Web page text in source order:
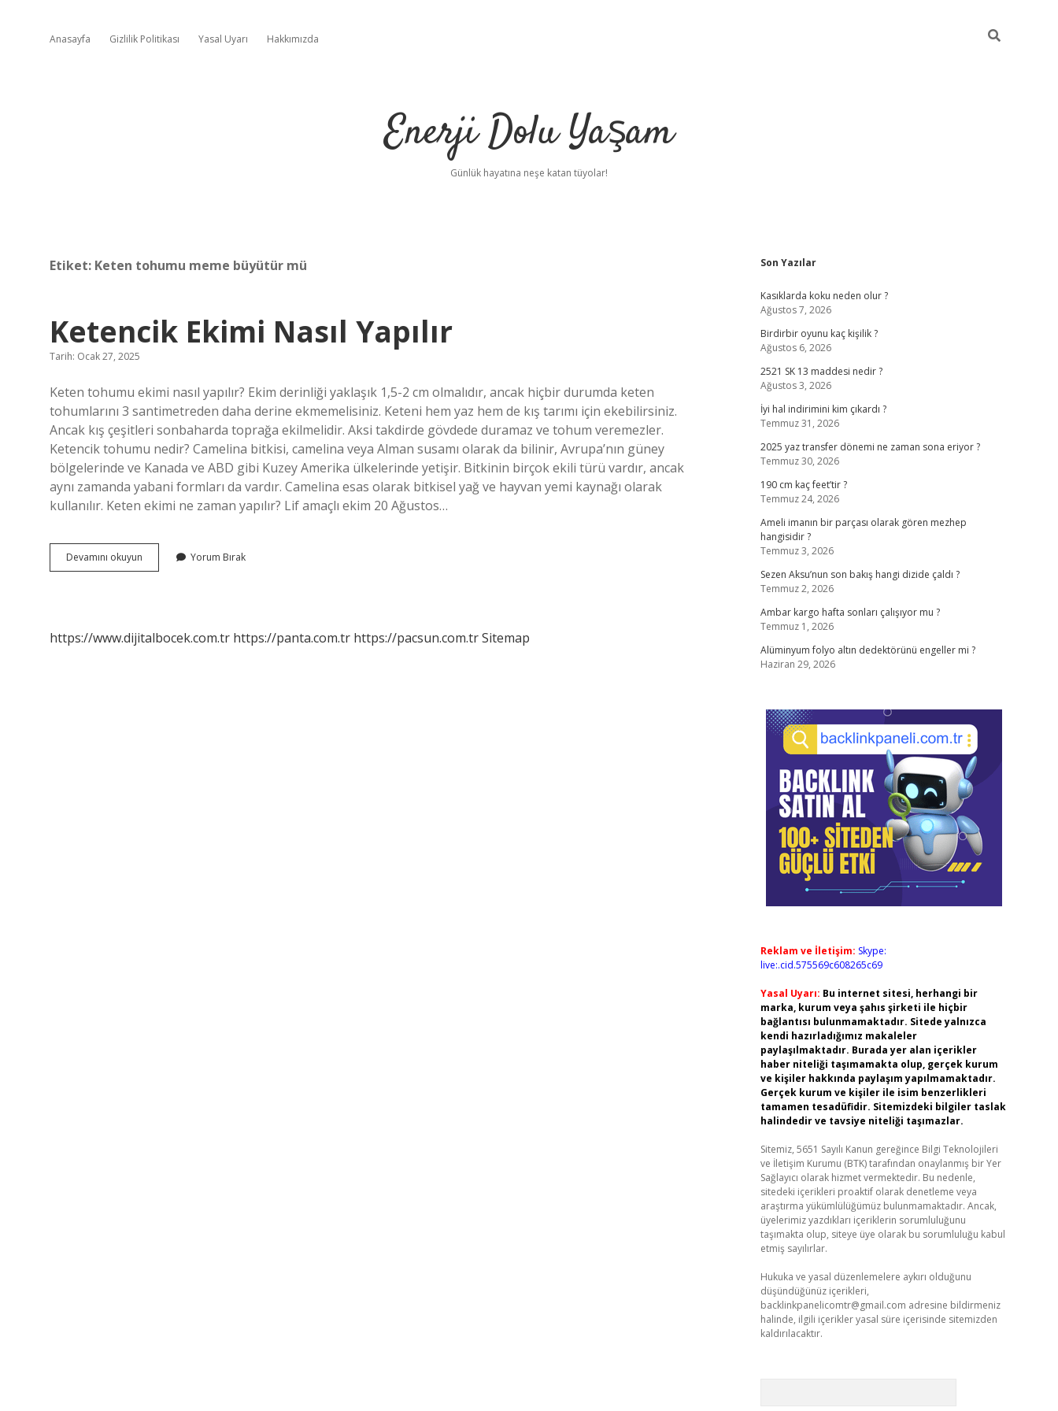
Anasayfa Gizlilik Politikası Yasal Uyarı Hakkımızda
Enerji Dolu Yaşam
Günlük hayatına neşe katan tüyolar!
Etiket: Keten tohumu meme büyütür mü
Ketencik Ekimi Nasıl Yapılır
Tarih: Ocak 27, 2025
Keten tohumu ekimi nasıl yapılır? Ekim derinliği yaklaşık 1,5-2 cm olmalıdır, ancak hiçbir durumda keten
tohumlarını 3 santimetreden daha derine ekmemelisiniz. Keteni hem yaz hem de kış tarımı için ekebilirsiniz.
Ancak kış çeşitleri sonbaharda toprağa ekilmelidir. Aksi takdirde gövdede duramaz ve tohum veremezler.
Ketencik tohumu nedir? Camelina bitkisi, camelina veya Alman susamı olarak da bilinir, Avrupa’nın güney
bölgelerinde ve Kanada ve ABD gibi Kuzey Amerika ülkelerinde yetişir. Bitkinin birçok ekili türü vardır, ancak
aynı zamanda yabani formları da vardır. Camelina esas olarak bitkisel yağ ve hayvan yemi kaynağı olarak
kullanılır. Keten ekimi ne zaman yapılır? Lif amaçlı ekim 20 Ağustos…
Devamını okuyun Ketencik
Ekimi
Yorum Bırak
https://www.dijitalbocek.com.tr https://panta.com.tr https://pacsun.com.trSitemap
Sidebar
Son Yazılar
Kasıklarda koku neden olur ?
Ağustos 7, 2026
Birdirbir oyunu kaç kişilik ?
Ağustos 6, 2026
2521 SK 13 maddesi nedir ?
Ağustos 3, 2026
İyi hal indirimini kim çıkardı ?
Temmuz 31, 2026
2025 yaz transfer dönemi ne zaman sona eriyor ?
Temmuz 30, 2026
190 cm kaç feet’tir ?
Temmuz 24, 2026
Ameli imanın bir parçası olarak gören mezhep
hangisidir ?
Temmuz 3, 2026
Sezen Aksu’nun son bakış hangi dizide çaldı ?
Temmuz 2, 2026
Ambar kargo hafta sonları çalışıyor mu ?
Temmuz 1, 2026
Alüminyum folyo altın dedektörünü engeller mi ?
Haziran 29, 2026
Reklam ve İletişim: Skype:
live:.cid.575569c608265c69
Yasal Uyarı: Bu internet sitesi, herhangi bir
marka, kurum veya şahıs şirketi ile hiçbir
bağlantısı bulunmamaktadır. Sitede yalnızca
kendi hazırladığımız makaleler
paylaşılmaktadır. Burada yer alan içerikler
haber niteliği taşımamakta olup, gerçek kurum
ve kişiler hakkında paylaşım yapılmamaktadır.
Gerçek kurum ve kişiler ile isim benzerlikleri
tamamen tesadüfidir. Sitemizdeki bilgiler taslak
halindedir ve tavsiye niteliği taşımazlar.
Sitemiz, 5651 Sayılı Kanun gereğince Bilgi Teknolojileri
ve İletişim Kurumu (BTK) tarafından onaylanmış bir Yer
Sağlayıcı olarak hizmet vermektedir. Bu nedenle,
sitedeki içerikleri proaktif olarak denetleme veya
araştırma yükümlülüğümüz bulunmamaktadır. Ancak,
üyelerimiz yazdıkları içeriklerin sorumluluğunu
taşımakta olup, siteye üye olarak bu sorumluluğu kabul
etmiş sayılırlar.
Hukuka ve yasal düzenlemelere aykırı olduğunu
düşündüğünüz içerikleri,
backlinkpanelicomtr@gmail.com adresine bildirmeniz
halinde, ilgili içerikler yasal süre içerisinde sitemizden
kaldırılacaktır.